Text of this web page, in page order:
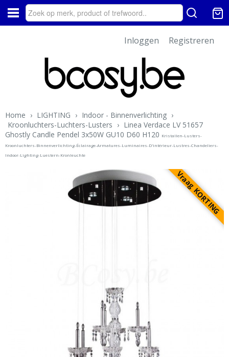
Inloggen Registreren
Home › LIGHTING › Indoor - Binnenverlichting ›
Kroonluchters-Luchters-Lusters › Linea Verdace LV 51657
Ghostly Candle Pendel 3x50W GU10 D60 H120 Kristallen-Lusters-
Kroonluchters-Binnenverlichting-Éclairage-Armatures-Luminaires-D'intérieur-Lustres-Chandeliers-
Indoor-Lighting-Luestern-Kronleuchte
Vraag KORTING